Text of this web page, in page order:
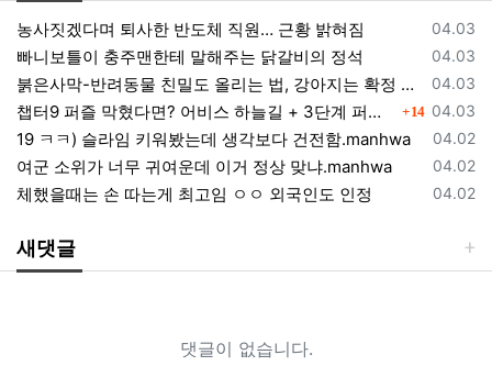
등록일
04.03
농사짓겠다며 퇴사한 반도체 직원… 근황 밝혀짐
등록일
04.03
빠니보틀이 충주맨한테 말해주는 닭갈비의 정석
등록일
04.03
붉은사막-반려동물 친밀도 올리는 법, 강아지는 확정 고양이는 조건 확인
등록일
04.03
챕터9 퍼즐 막혔다면? 어비스 하늘길 + 3단계 퍼즐 공략 순서 정리 (길찾기 포함) 댓글
14
등록일
04.02
19 ㅋㅋ) 슬라임 키워봤는데 생각보다 건전함.manhwa
등록일
04.02
여군 소위가 너무 귀여운데 이거 정상 맞냐.manhwa
등록일
04.02
체했을때는 손 따는게 최고임 ㅇㅇ 외국인도 인정
새댓글
댓글이 없습니다.